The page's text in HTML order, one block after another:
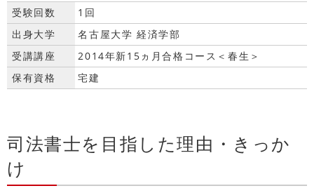
受験回数
1回
出身大学
名古屋大学 経済学部
受講講座
2014年新15ヵ月合格コース＜春生＞
保有資格
宅建
司法書士を目指した理由・きっか
け